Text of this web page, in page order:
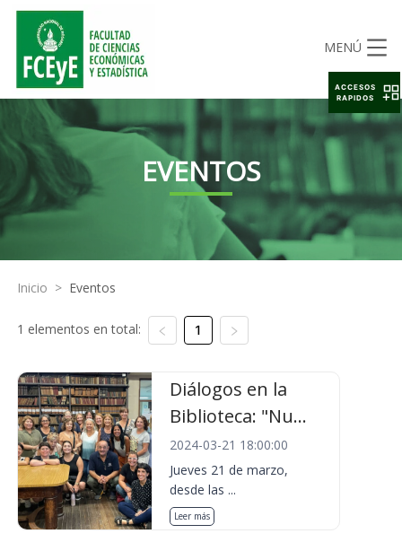
MENÚ
EVENTOS
Inicio > Eventos
1 elementos en total: 1
Diálogos en la
Biblioteca: "Nu...
2024-03-21 18:00:00
Jueves 21 de marzo,
desde las ...
Leer más
ACCESOS
RAPIDOS